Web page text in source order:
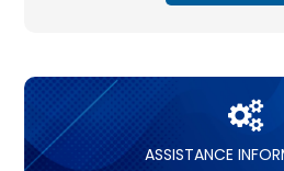
ASSISTANCE